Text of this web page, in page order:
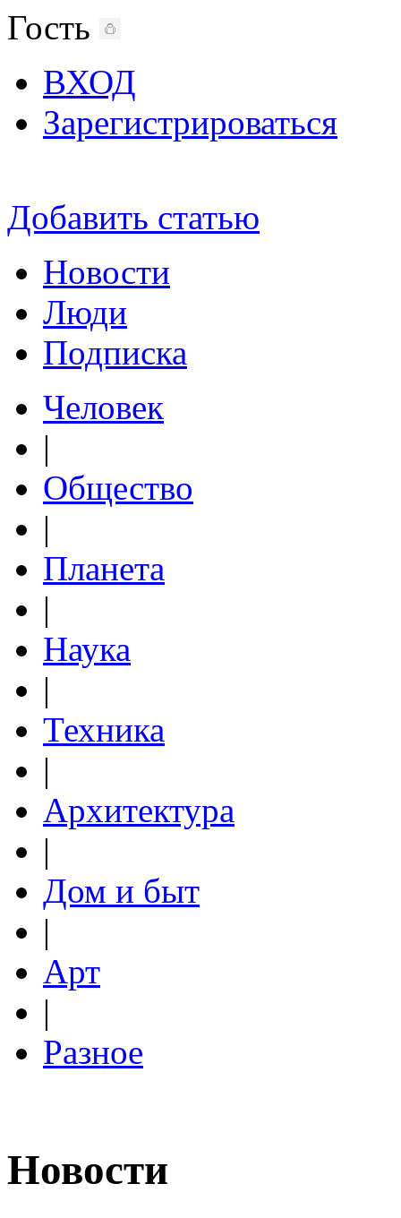
Гость
ВХОД
Зарегистрироваться
Добавить статью
Новости
Люди
Подписка
Человек
|
Общество
|
Планета
|
Наука
|
Техника
|
Архитектура
|
Дом и быт
|
Арт
|
Разное
Новости